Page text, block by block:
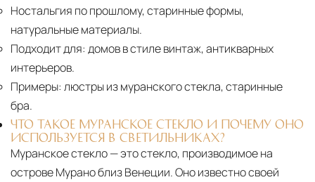
Ностальгия по прошлому, старинные формы,
натуральные материалы.
Подходит для: домов в стиле винтаж, антикварных
интерьеров.
Примеры: люстры из муранского стекла, старинные
бра.
ЧТО ТАКОЕ МУРАНСКОЕ СТЕКЛО И ПОЧЕМУ ОНО
ИСПОЛЬЗУЕТСЯ В СВЕТИЛЬНИКАХ?
Муранское стекло — это стекло, производимое на
острове Мурано близ Венеции. Оно известно своей